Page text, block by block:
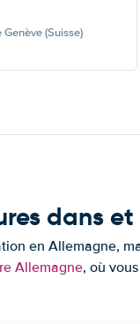
(Suisse)
dans
en Allemagne,
Allemagne, où